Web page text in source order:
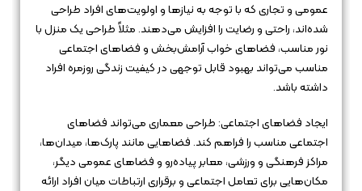
عمومی و تجاری که با توجه به نیازها و اولویت‌های افراد طراحی
شده‌اند، راحتی و رضایت را افزایش می‌دهند. مثلاً طراحی یک منزل با
نور مناسب، فضاهای خواب آرامش‌بخش و فضاهای اجتماعی
مناسب می‌تواند بهبود قابل توجهی در کیفیت زندگی روزمره افراد
داشته باشد.
ایجاد فضاهای اجتماعی: طراحی معماری می‌تواند فضاهای
اجتماعی مناسب را فراهم کند. فضاهایی مانند پارک‌ها، میدان‌ها،
مراکز فرهنگی و ورزشی، معابر پیاده‌رو و فضاهای عمومی دیگر،
مکان‌هایی برای تعامل اجتماعی و برقراری ارتباطات میان افراد ارائه